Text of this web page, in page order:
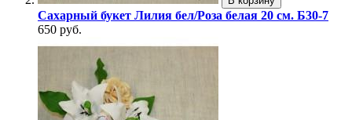
Сахарный букет Лилия бел/Роза белая 20 см. Б30-7
650 руб.